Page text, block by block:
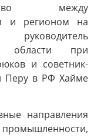
между
и регионом на
области при
и советник-
Перу в РФ Хайме
направления